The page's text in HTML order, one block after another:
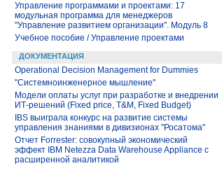
Управление программами и проектами: 17
модульная программа для менеджеров
"Управление развитием организации". Модуль 8
Учебное пособие / Управление проектами
ДОКУМЕНТАЦИЯ
Operational Decision Management for Dummies
"Системноинженерное мышление"
Модели оплаты услуг при разработке и внедрении
ИТ-решений (Fixed price, T&M, Fixed Budget)
IBS выиграла конкурс на развитие системы
управления знаниями в дивизионах "Росатома"
Отчет Forrester: совокупный экономический
эффект IBM Netezza Data Warehouse Appliance с
расширенной аналитикой